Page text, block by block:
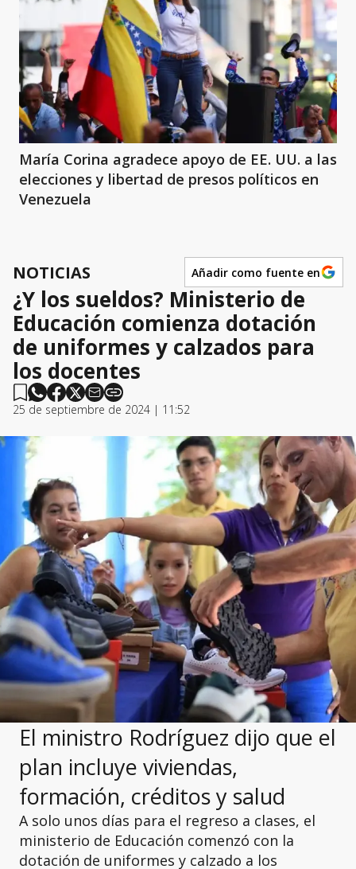
María Corina agradece apoyo de EE. UU. a las
elecciones y libertad de presos políticos en
Venezuela
NOTICIAS Añadir como fuente en
¿Y los sueldos? Ministerio de
Educación comienza dotación
de uniformes y calzados para
los docentes
25 de septiembre de 2024 | 11:52
El ministro Rodríguez dijo que el
plan incluye viviendas,
formación, créditos y salud
A solo unos días para el regreso a clases, el
ministerio de Educación comenzó con la
dotación de uniformes y calzado a los